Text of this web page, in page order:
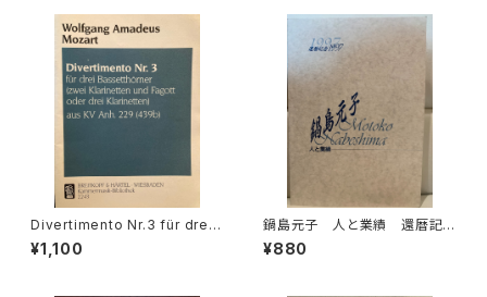
古楽以外
Divertimento Nr.3 für drei
Basetthörner(zwei klarinet
ten und Fagotto oder drei
¥1,100
鍋島元子 人と業績 還暦記
念1997【編集：古楽研究会 Ori
go et Practica 年譜作成委員
¥880